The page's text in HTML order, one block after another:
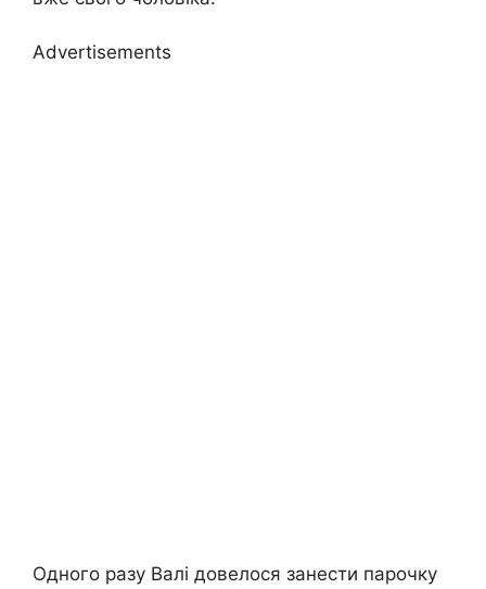
Advertisements
Одного разу Валі довелося занести парочку